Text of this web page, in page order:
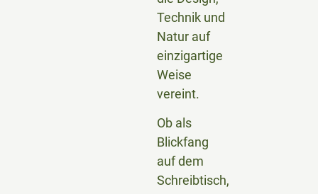
Technik und
Natur auf
einzigartige
Weise
vereint.
Ob als
Blickfang
auf dem
Schreibtisch,